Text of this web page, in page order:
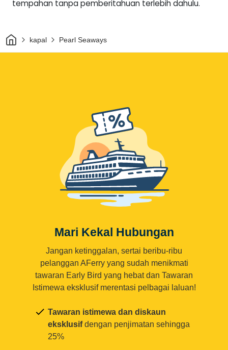
tempahan tanpa pemberitahuan terlebih dahulu.
Rumahkapal Pearl Seaways
Mari Kekal Hubungan
Jangan ketinggalan, sertai beribu-ribu
pelanggan AFerry yang sudah menikmati
tawaran Early Bird yang hebat dan Tawaran
Istimewa eksklusif merentasi pelbagai laluan!
Tawaran istimewa dan diskaun
eksklusifdengan penjimatan sehingga
25%